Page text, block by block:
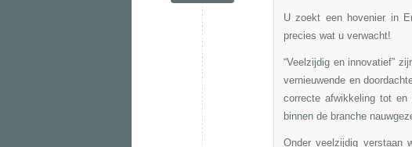
U zoekt een hovenier in
precies wat u verwacht!
“Veelzijdig en innovatief”
vernieuwende en
correcte afwikkeling tot
binnen de branche
Onder veelzijdig verstaan